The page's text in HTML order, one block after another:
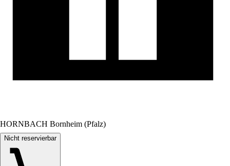
HORNBACH Bornheim (Pfalz)
Nicht reservierbar